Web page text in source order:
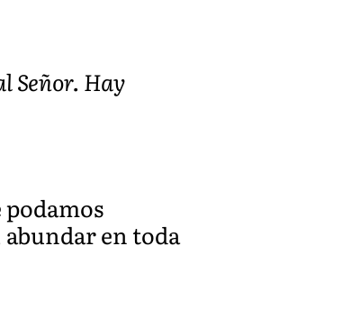
Señor. Hay
en toda